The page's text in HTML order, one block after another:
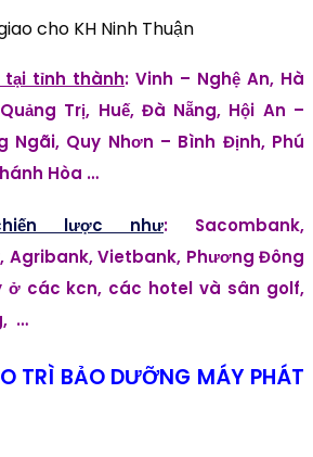
cho KH Ninh Thuận
tại tỉnh thành: Vinh – Nghệ An, Hà
Trị, Huế, Đà Nẵng, Hội An –
Ngãi, Quy Nhơn – Bình Định, Phú
Hòa …
lược như: Sacombank,
Agribank, Vietbank, Phương Đông
các kcn, các hotel và sân golf,
…
TRÌ BẢO DƯỠNG MÁY PHÁT